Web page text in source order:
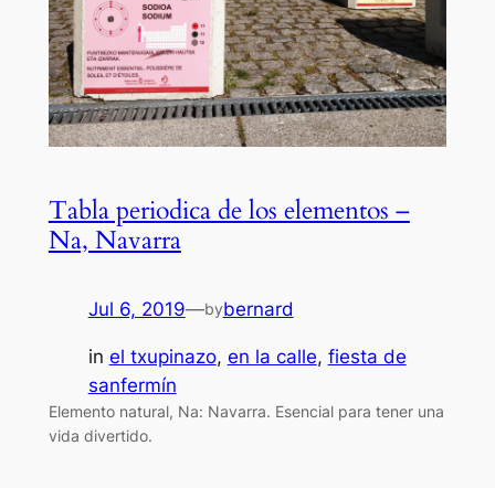
Tabla periodica de los elementos –
Na, Navarra
Jul 6, 2019—bybernard
in el txupinazo, en la calle, fiesta de
sanfermín
Elemento natural, Na: Navarra. Esencial para tener una
vida divertido.